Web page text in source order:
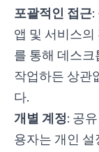
포괄적인 접근:
앱 및 서비스의
를 통해 데스크
작업하든 상관
다.
개별 계정: 공
용자는 개인 설